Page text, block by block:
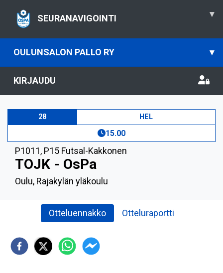
SEURANAVIGOINTI ▾
OULUNSALON PALLO RY ▾
KIRJAUDU
28 HEL
15.00
P1011, P15 Futsal-Kakkonen
TOJK - OsPa
Oulu, Rajakylän yläkoulu
Otteluennakko Otteluraportti